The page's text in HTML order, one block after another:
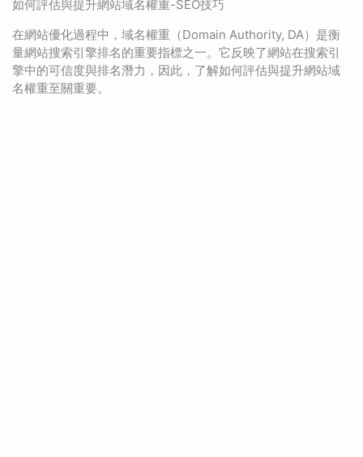
如何評估與提升網站域名權重-SEO技巧
在網站優化過程中，域名權重（Domain Authority, DA）是衡
量網站搜索引擎排名的重要指標之一。它反映了網站在搜索引
擎中的可信度與排名潛力，因此，了解如何評估與提升網站域
名權重至關重要。